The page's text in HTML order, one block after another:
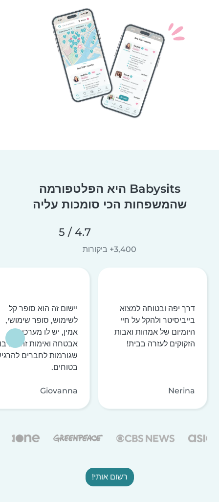
Babysits היא הפלטפורמה
שהמשפחות הכי סומכות עליה
4.7 / 5
3,400+ ביקורות
דרך יפה ובטוחה למצוא
בייביסיטר ולהקל על חיי
היומיום של אמהות ואבות
הזקוקים לעזרה בבית!
Nerina
יישום זה הוא סופר קל
לשימוש, סופר שימושי,
אמין, יש לו מערכות
אבטחה ואימות זהות
שגורמות לחברים
בטוחים.
Giovanna
רשום אותי!